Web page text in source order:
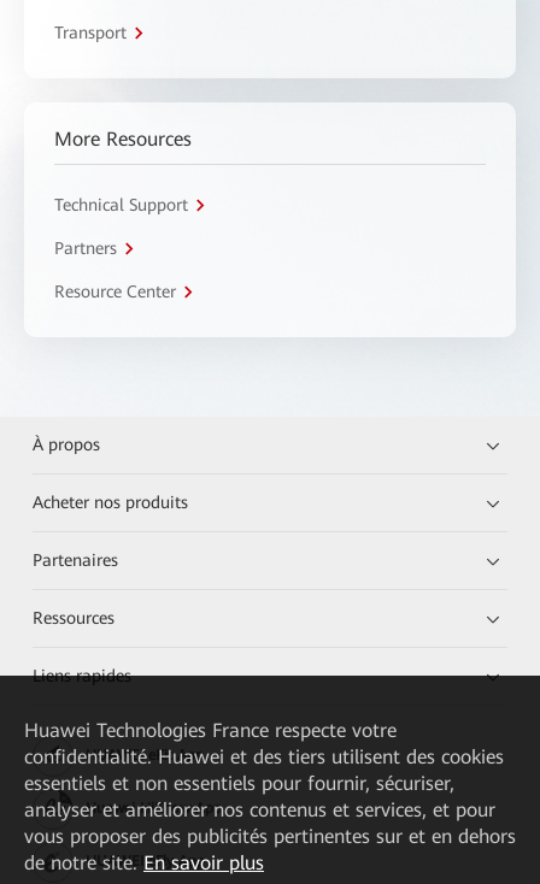
Transport
More Resources
Technical Support
Partners
Resource Center
À propos
Acheter nos produits
Partenaires
Ressources
Liens rapides
HUAWEI eKit App
Huawei HiKnow App
HUAWEI eFly App
Huawei Technologies France respecte votre
confidentialité. Huawei et des tiers utilisent des cookies
essentiels et non essentiels pour fournir, sécuriser,
analyser et améliorer nos contenus et services, et pour
vous proposer des publicités pertinentes sur et en dehors
de notre site. En savoir plus